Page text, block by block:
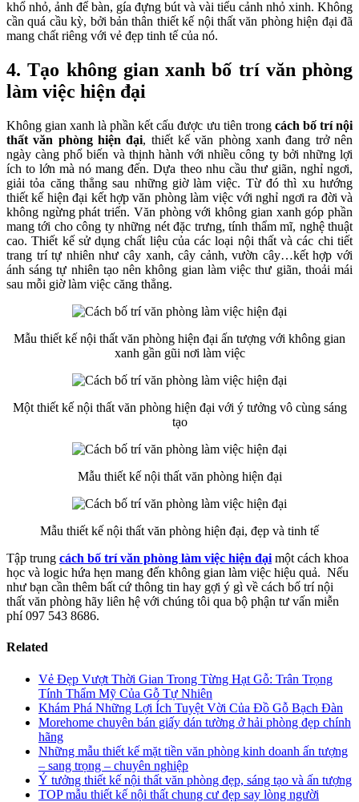
khổ nhỏ, ảnh để bàn, gía đựng bút và vài tiểu cảnh nhỏ xinh. Không
cần quá cầu kỳ, bởi bản thân thiết kế nội thất văn phòng hiện đại đã
mang chất riêng với vẻ đẹp tinh tế của nó.
4. Tạo không gian xanh bố trí văn phòng
làm việc hiện đại
Không gian xanh là phần kết cấu được ưu tiên trong cách bố trí nội
thất văn phòng hiện đại, thiết kế văn phòng xanh đang trở nên
ngày càng phổ biến và thịnh hành với nhiều công ty bởi những lợi
ích to lớn mà nó mang đến. Dựa theo nhu cầu thư giãn, nghỉ ngơi,
giải tỏa căng thẳng sau những giờ làm việc. Từ đó thì xu hướng
thiết kế hiện đại kết hợp văn phòng làm việc với nghỉ ngơi ra đời và
không ngừng phát triển. Văn phòng với không gian xanh góp phần
mang tới cho công ty những nét đặc trưng, tính thẩm mĩ, nghệ thuật
cao. Thiết kế sử dụng chất liệu của các loại nội thất và các chi tiết
trang trí tự nhiên như cây xanh, cây cảnh, vườn cây…kết hợp với
ánh sáng tự nhiên tạo nên không gian làm việc thư giãn, thoải mái
sau mỗi giờ làm việc căng thẳng.
Mẫu thiết kế nội thất văn phòng hiện đại ấn tượng với không gian
xanh gần gũi nơi làm việc
Một thiết kế nội thất văn phòng hiện đại với ý tưởng vô cùng sáng
tạo
Mẫu thiết kế nội thất văn phòng hiện đại
Mẫu thiết kế nội thất văn phòng hiện đại, đẹp và tinh tế
Tập trung cách bố trí văn phòng làm việc hiện đại một cách khoa
học và logic hứa hẹn mang đến không gian làm việc hiệu quả. Nếu
như bạn cần thêm bất cứ thông tin hay gợi ý gì về cách bố trí nội
thất văn phòng hãy liên hệ với chúng tôi qua bộ phận tư vấn miễn
phí 097 543 8686.
Related
Vẻ Đẹp Vượt Thời Gian Trong Từng Hạt Gỗ: Trân Trọng
Tính Thẩm Mỹ Của Gỗ Tự Nhiên
Khám Phá Những Lợi Ích Tuyệt Vời Của Đồ Gỗ Bạch Đàn
Morehome chuyên bán giấy dán tường ở hải phòng đẹp chính
hãng
Những mẫu thiết kế mặt tiền văn phòng kinh doanh ấn tượng
– sang trọng – chuyên nghiệp
Ý tưởng thiết kế nội thất văn phòng đẹp, sáng tạo và ấn tượng
TOP mẫu thiết kế nội thất chung cư đẹp say lòng người